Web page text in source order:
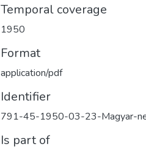
Temporal coverage
1950
Format
application/pdf
Identifier
791-45-1950-03-23-Magyar-
Is part of